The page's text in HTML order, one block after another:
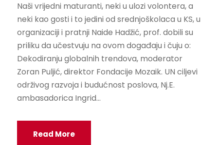
Naši vrijedni maturanti, neki u ulozi volontera, a
neki kao gosti i to jedini od srednjoškolaca u KS, u
organizaciji i pratnji Naide Hadžić, prof. dobili su
priliku da učestvuju na ovom događaju i čuju o:
Dekodiranju globalnih trendova, moderator
Zoran Puljić, direktor Fondacije Mozaik. UN ciljevi
održivog razvoja i budućnost poslova, Nj.E.
ambasadorica Ingrid...
Read More